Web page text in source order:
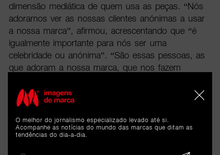
dimensão mediática de quem usa as peças. “Nós
adoramos ver as nossas clientes anónimas a usar
a nossa marca”, afirmou, acrescentando que “é
igualmente importante para nós ser uma
celebridade ou anónima”. “São essas pessoas, as
que adoram a nossa marca, que nos fazem
Apesar disso, admite que Hollywood tem um peso
simbólico distinto. “Projetos desta dimensão
acabam por ter um simbolismo muito forte, porque
O melhor do jornalismo especializado levado até si.
Acompanhe as notícias do mundo das marcas que ditam as
tendências do dia-a-dia.